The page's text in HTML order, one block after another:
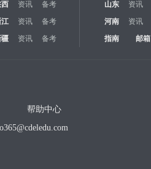
西 资讯 备考 山东 资讯
资讯 备考 河南 资讯
资讯 备考 指南 邮箱
帮助中心